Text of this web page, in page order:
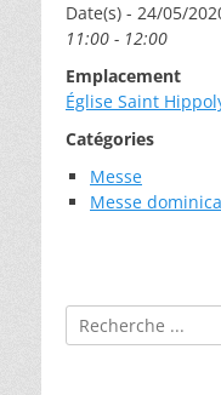
Date(s) - 24/05/
11:00 - 12:00
Emplacement
Église Saint
Catégories
Messe
Messe
Rechercher :